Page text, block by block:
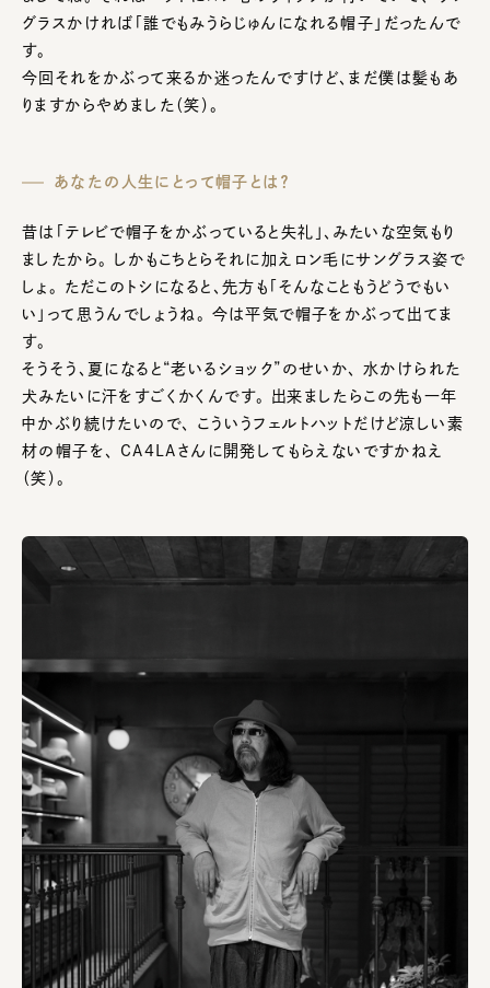
グラスかければ「誰でもみうらじゅんになれる帽子」だったんで
す。
今回それをかぶって来るか迷ったんですけど、まだ僕は髪もあ
りますからやめました（笑）。
あなたの人生にとって帽子とは？
昔は「テレビで帽子をかぶっていると失礼」、みたいな空気もり
ましたから。 しかもこちとらそれに加えロン毛にサングラス姿で
しょ。 ただこのトシになると、先方も「そんなこともうどうでもい
い」って思うんでしょうね。 今は平気で帽子をかぶって出てま
す。
そうそう、夏になると“老いるショック”のせいか、 水かけられた
犬みたいに汗をすごくかくんです。 出来ましたらこの先も一年
中かぶり続けたいので、 こういうフェルトハットだけど涼しい素
材の帽子を、 CA4LAさんに開発してもらえないですかねえ
（笑）。